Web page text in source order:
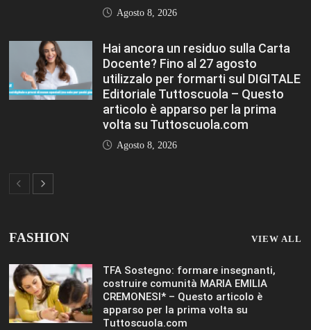
Agosto 8, 2026
Hai ancora un residuo sulla Carta
Docente? Fino al 27 agosto
utilizzalo per formarti sul DIGITALE
Editoriale Tuttoscuola – Questo
articolo è apparso per la prima
volta su Tuttoscuola.com
Agosto 8, 2026
FASHION VIEW ALL
TFA Sostegno: formare insegnanti,
costruire comunità MARIA EMILIA
CREMONESI* – Questo articolo è
apparso per la prima volta su
Tuttoscuola.com